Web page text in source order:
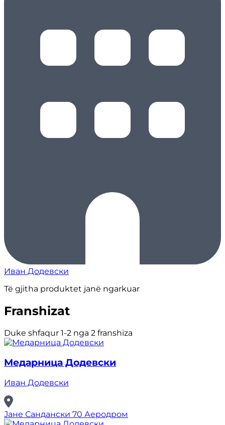
Иван Додевски
Të gjitha produktet janë ngarkuar
Franshizat
Duke shfaqur 1-2 nga 2 franshiza
Медарница Додевски
Иван Додевски
Јане Сандански 70 Аеродром